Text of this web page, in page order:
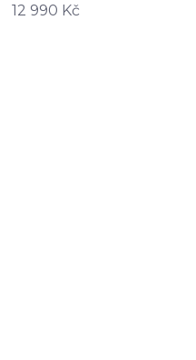
12 990 Kč